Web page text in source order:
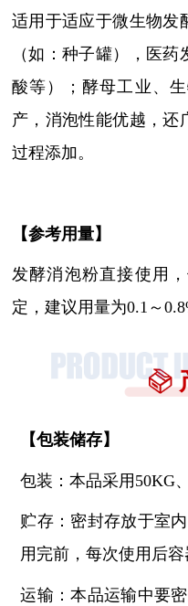
适用于适应于微生物发
（如：种子罐），医
酸等）；酵母工业、
产，消泡性能优越，还
过程添加。
【参考用量】
发酵消泡粉直接使用
定，建议用量为0.1～
【包装储存】
包装：本品采用 50KG
贮存：密封存放于室
用完前，每次使用后容
运输：本品运输中要